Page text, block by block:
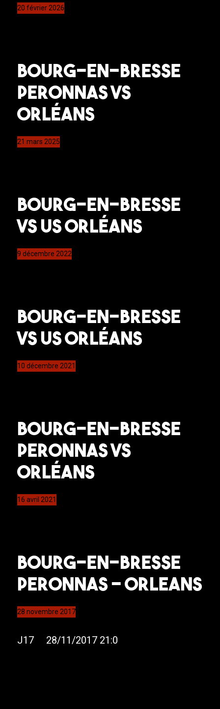
20 février 2026
Bourg-en-Bresse
Peronnas vs
Orléans
21 mars 2025
Bourg-en-Bresse
VS US Orléans
9 décembre 2022
Bourg-en-Bresse
VS US Orléans
10 décembre 2021
Bourg-en-Bresse
Peronnas vs
Orléans
16 avril 2021
Bourg-en-Bresse
Peronnas – Orleans
28 novembre 2017
J17 28/11/2017 21:0